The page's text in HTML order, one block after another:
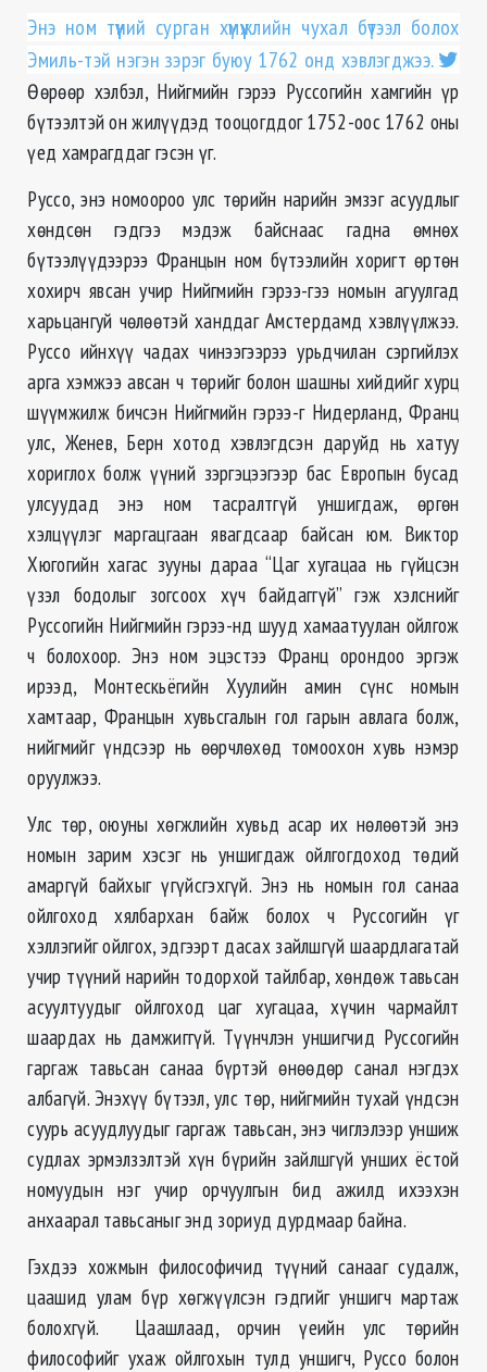
Энэ ном түүний сурган хүмүүжлийн чухал бүтээл болох
Эмиль-тэй нэгэн зэрэг буюу 1762 онд хэвлэгджээ.
Өөрөөр хэлбэл, Нийгмийн гэрээ Руссогийн хамгийн үр
бүтээлтэй он жилүүдэд тооцогддог 1752-оос 1762 оны
үед хамрагддаг гэсэн үг.
Руссо, энэ номоороо улс төрийн нарийн эмзэг асуудлыг
хөндсөн гэдгээ мэдэж байснаас гадна өмнөх
бүтээлүүдээрээ Францын ном бүтээлийн хоригт өртөн
хохирч явсан учир Нийгмийн гэрээ-гээ номын агуулгад
харьцангуй чөлөөтэй ханддаг Амстердамд хэвлүүлжээ.
Руссо ийнхүү чадах чинээгээрээ урьдчилан сэргийлэх
арга хэмжээ авсан ч төрийг болон шашны хийдийг хурц
шүүмжилж бичсэн Нийгмийн гэрээ-г Нидерланд, Франц
улс, Женев, Берн хотод хэвлэгдсэн даруйд нь хатуу
хориглох болж үүний зэргэцээгээр бас Европын бусад
улсуудад энэ ном тасралтгүй уншигдаж, өргөн
хэлцүүлэг маргацгаан явагдсаар байсан юм. Виктор
Хюгогийн хагас зууны дараа “Цаг хугацаа нь гүйцсэн
үзэл бодолыг зогсоох хүч байдаггүй” гэж хэлснийг
Руссогийн Нийгмийн гэрээ-нд шууд хамаатуулан ойлгож
ч болохоор. Энэ ном эцэстээ Франц орондоо эргэж
ирээд, Монтескьёгийн Хуулийн амин сүнс номын
хамтаар, Францын хувьсгалын гол гарын авлага болж,
нийгмийг үндсээр нь өөрчлөхөд томоохон хувь нэмэр
оруулжээ.
Улс төр, оюуны хөгжлийн хувьд асар их нөлөөтэй энэ
номын зарим хэсэг нь уншигдаж ойлгогдоход төдий
амаргүй байхыг үгүйсгэхгүй. Энэ нь номын гол санаа
ойлгоход хялбархан байж болох ч Руссогийн үг
хэллэгийг ойлгох, эдгээрт дасах зайлшгүй шаардлагатай
учир түүний нарийн тодорхой тайлбар, хөндөж тавьсан
асуултуудыг ойлгоход цаг хугацаа, хүчин чармайлт
шаардах нь дамжиггүй. Түүнчлэн уншигчид Руссогийн
гаргаж тавьсан санаа бүртэй өнөөдөр санал нэгдэх
албагүй. Энэхүү бүтээл, улс төр, нийгмийн тухай үндсэн
суурь асуудлуудыг гаргаж тавьсан, энэ чиглэлээр уншиж
судлах эрмэлзэлтэй хүн бүрийн зайлшгүй унших ёстой
номуудын нэг учир орчуулгын бид ажилд ихээхэн
анхаарал тавьсаныг энд зориуд дурдмаар байна.
Гэхдээ хожмын философичид түүний санааг судалж,
цаашид улам бүр хөгжүүлсэн гэдгийг уншигч мартаж
болохгүй. Цаашлаад, орчин үеийн улс төрийн
философийг ухаж ойлгохын тулд уншигч, Руссо болон